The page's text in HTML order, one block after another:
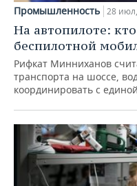
Промышленность 28
На автопилоте:
беспилотной
Рифкат Минниханов
транспорта на шоссе,
координировать с